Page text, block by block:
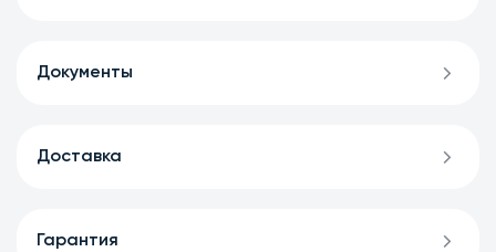
Документы
Доставка
Гарантия